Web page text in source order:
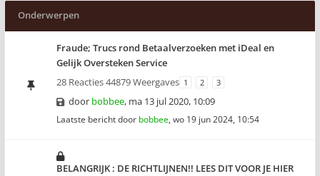
Onderwerpen
Fraude; Trucs rond Betaalverzoeken met iDeal en
Gelijk Oversteken Service
28 Reacties 44879 Weergaves 1 2 3
door bobbee, ma 13 jul 2020, 10:09
Laatste bericht door bobbee, wo 19 jun 2024, 10:54
BELANGRIJK : DE RICHTLIJNEN!! LEES DIT VOOR JE HIER